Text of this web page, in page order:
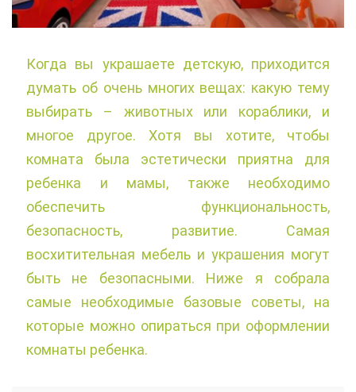
Когда вы украшаете детскую, приходится
думать об очень многих вещах: какую тему
выбирать – животных или кораблики, и
многое другое. Хотя вы хотите, чтобы
комната была эстетически приятна для
ребенка и мамы, также необходимо
обеспечить функциональность,
безопасность, развитие. Самая
восхитительная мебель и украшения могут
быть не безопасными. Ниже я собрала
самые необходимые базовые советы, на
которые можно опираться при оформлении
комнаты ребенка.